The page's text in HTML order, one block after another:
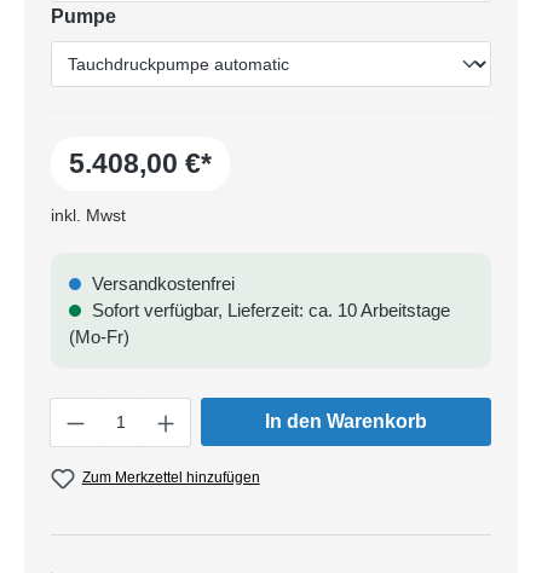
Pumpe
5.408,00 €*
inkl. Mwst
Versandkostenfrei
Sofort verfügbar, Lieferzeit: ca. 10 Arbeitstage
(Mo-Fr)
In den Warenkorb
Zum Merkzettel hinzufügen